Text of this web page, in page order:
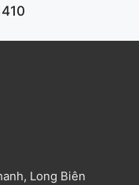
Long Biên